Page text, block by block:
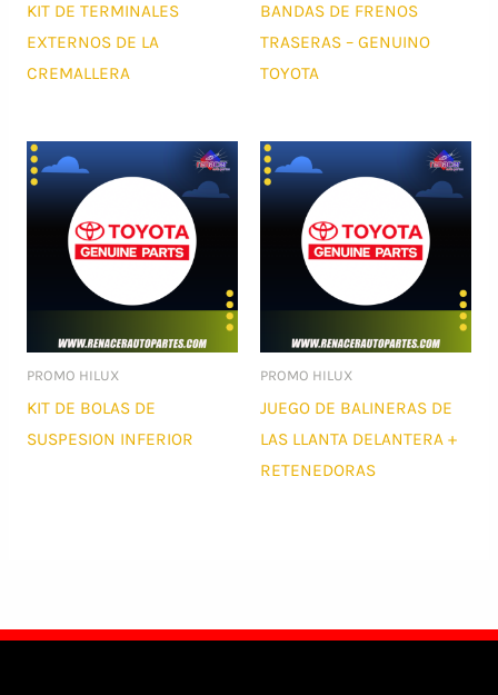
KIT DE TERMINALES
EXTERNOS DE LA
CREMALLERA
BANDAS DE FRENOS
TRASERAS – GENUINO
TOYOTA
PROMO HILUX
KIT DE BOLAS DE
SUSPESION INFERIOR
PROMO HILUX
JUEGO DE BALINERAS DE
LAS LLANTA DELANTERA +
RETENEDORAS